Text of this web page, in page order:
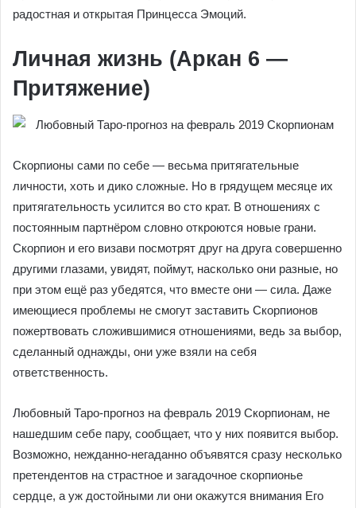
радостная и открытая Принцесса Эмоций.
Личная жизнь (Аркан 6 —
Притяжение)
Скорпионы сами по себе — весьма притягательные
личности, хоть и дико сложные. Но в грядущем месяце их
притягательность усилится во сто крат. В отношениях с
постоянным партнёром словно откроются новые грани.
Скорпион и его визави посмотрят друг на друга совершенно
другими глазами, увидят, поймут, насколько они разные, но
при этом ещё раз убедятся, что вместе они — сила. Даже
имеющиеся проблемы не смогут заставить Скорпионов
пожертвовать сложившимися отношениями, ведь за выбор,
сделанный однажды, они уже взяли на себя
ответственность.
Любовный Таро-прогноз на февраль 2019 Скорпионам, не
нашедшим себе пару, сообщает, что у них появится выбор.
Возможно, нежданно-негаданно объявятся сразу несколько
претендентов на страстное и загадочное скорпионье
сердце, а уж достойными ли они окажутся внимания Его